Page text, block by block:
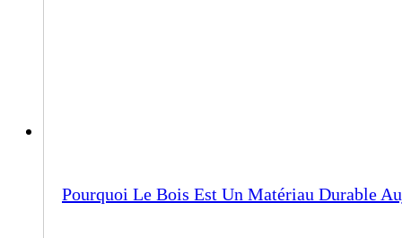
Pourquoi Le Bois Est Un Matériau Durable